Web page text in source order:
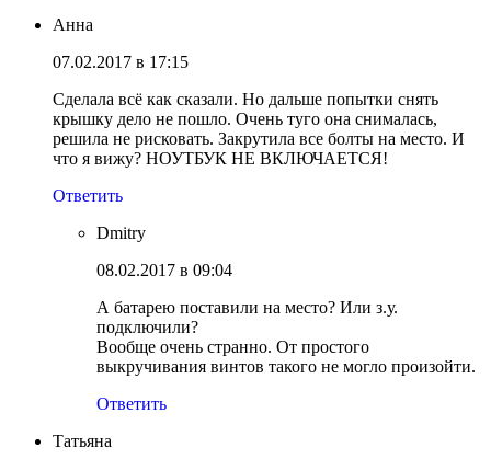
Анна
07.02.2017 в 17:15
Сделала всё как сказали. Но дальше попытки снять
крышку дело не пошло. Очень туго она снималась,
решила не рисковать. Закрутила все болты на место. И
что я вижу? НОУТБУК НЕ ВКЛЮЧАЕТСЯ!
Ответить
Dmitry
08.02.2017 в 09:04
А батарею поставили на место? Или з.у.
подключили?
Вообще очень странно. От простого
выкручивания винтов такого не могло произойти.
Ответить
Татьяна